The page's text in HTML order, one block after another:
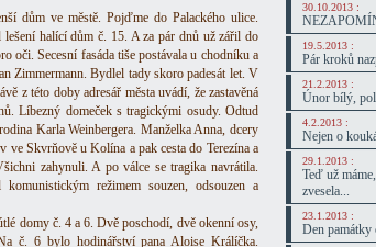
dům ve městě. Pojďme do Palackého ulice.
halící dům č. 15. A za pár dnů už zářil do
oči. Secesní fasáda tiše postávala u chodníku a
Zimmermann. Bydlel tady skoro padesát let. V
z této doby adresář města uvádí, že zastavěná
Líbezný domeček s tragickými osudy. Odtud
Karla Weinbergera. Manželka Anna, dcery
Skvrňově u Kolína a pak cesta do Terezína a
zahynuli. A po válce se tragika navrátila.
režimem souzen, odsouzen a
domy č. 4 a 6. Dvě poschodí, dvě okenní osy,
č. 6 bylo hodinářství pana Aloise Králíčka.
30.10.2013 :
19.5.2013 :
Pár kroků
21.2.2013 :
Únor bílý,
4.2.2013 :
Nejen o
29.1.2013 :
Teď už
zvesela...
23.1.2013 :
Den památky